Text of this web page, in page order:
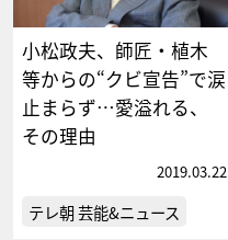
小松政夫、師匠・植木
等からの“クビ宣告”で涙
止まらず…愛溢れる、
その理由
2019.03.22
テレ朝 芸能&ニュース